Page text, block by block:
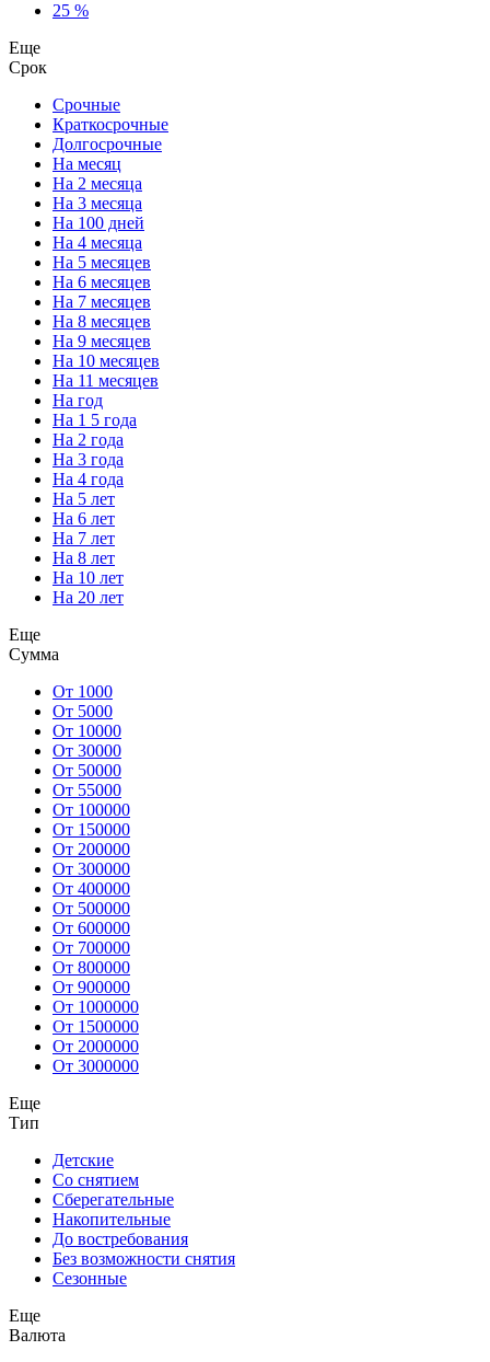
25 %
Еще
Срок
Срочные
Краткосрочные
Долгосрочные
На месяц
На 2 месяца
На 3 месяца
На 100 дней
На 4 месяца
На 5 месяцев
На 6 месяцев
На 7 месяцев
На 8 месяцев
На 9 месяцев
На 10 месяцев
На 11 месяцев
На год
На 1 5 года
На 2 года
На 3 года
На 4 года
На 5 лет
На 6 лет
На 7 лет
На 8 лет
На 10 лет
На 20 лет
Еще
Сумма
От 1000
От 5000
От 10000
От 30000
От 50000
От 55000
От 100000
От 150000
От 200000
От 300000
От 400000
От 500000
От 600000
От 700000
От 800000
От 900000
От 1000000
От 1500000
От 2000000
От 3000000
Еще
Тип
Детские
Со снятием
Сберегательные
Накопительные
До востребования
Без возможности снятия
Сезонные
Еще
Валюта